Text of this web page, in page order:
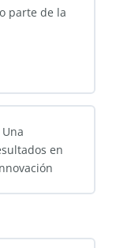
la PNL que
parte de la
en